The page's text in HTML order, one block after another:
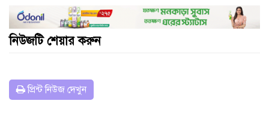
নিউজটি শেয়ার করুন
প্রিন্ট নিউজ দেখুন